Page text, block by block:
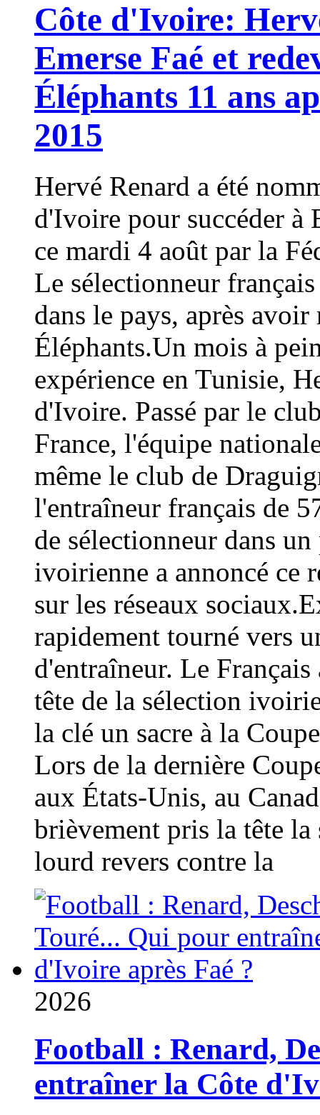
Côte d'Ivoire:
Emerse Faé et
Éléphants 11 ans
2015
Hervé Renard a été
d'Ivoire pour succéder à
ce mardi 4 août par la
Le sélectionneur
dans le pays, après
Éléphants.Un mois à
expérience en Tunisie,
d'Ivoire. Passé par le
France, l'équipe
même le club de
l'entraîneur français de
de sélectionneur dans
ivoirienne a annoncé ce
sur les réseaux
rapidement tourné vers
d'entraîneur. Le
tête de la sélection
la clé un sacre à la
Lors de la dernière
aux États-Unis, au
brièvement pris la tête
lourd revers contre la
2026
Football : Renard,
entraîner la Côte